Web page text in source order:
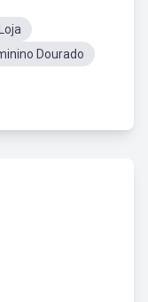
Dourado